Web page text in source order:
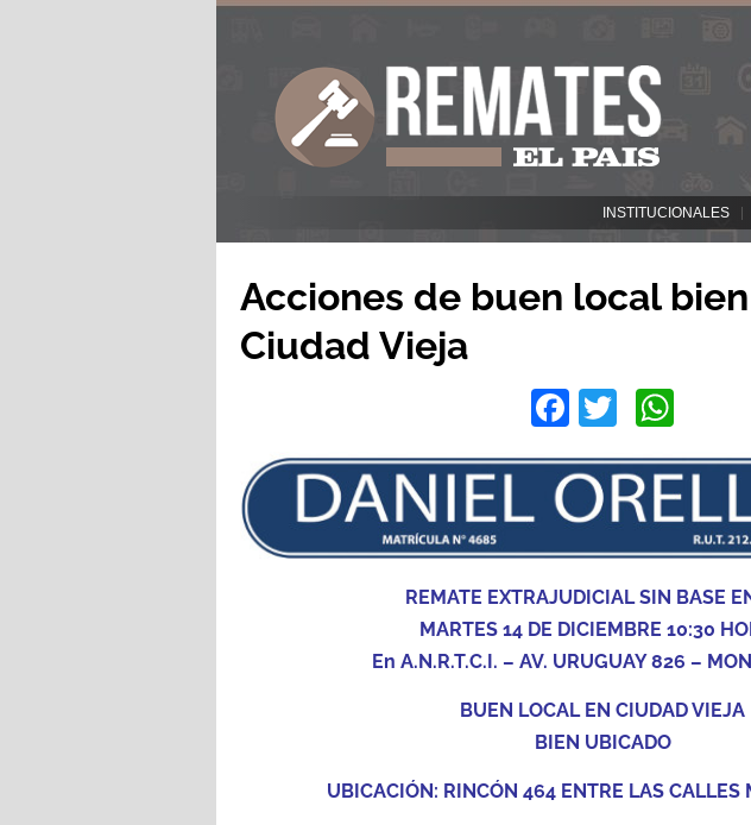
INSTITUCIONALES
Acciones de buen local
Ciudad Vieja
Facebook
Twitter
REMATE EXTRAJUDICIAL SIN BASE
MARTES 14 DE DICIEMBRE 10:30
En A.N.R.T.C.I. – AV. URUGUAY 826 –
BUEN LOCAL EN CIUDAD VIEJA
BIEN UBICADO
UBICACIÓN: RINCÓN 464 ENTRE LAS CALLES